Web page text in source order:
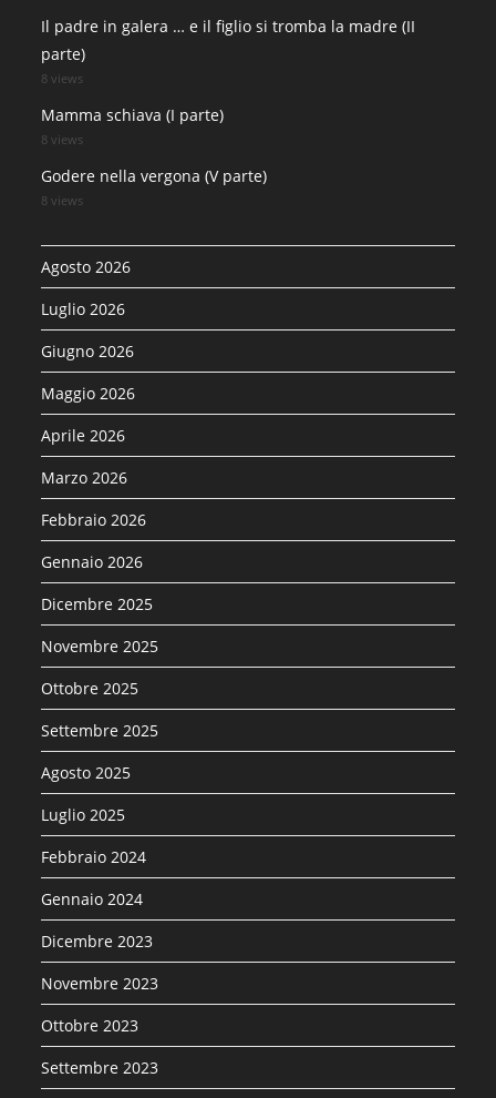
Il padre in galera … e il figlio si tromba la madre (II
parte)
8 views
Mamma schiava (I parte)
8 views
Godere nella vergona (V parte)
8 views
Agosto 2026
Luglio 2026
Giugno 2026
Maggio 2026
Aprile 2026
Marzo 2026
Febbraio 2026
Gennaio 2026
Dicembre 2025
Novembre 2025
Ottobre 2025
Settembre 2025
Agosto 2025
Luglio 2025
Febbraio 2024
Gennaio 2024
Dicembre 2023
Novembre 2023
Ottobre 2023
Settembre 2023